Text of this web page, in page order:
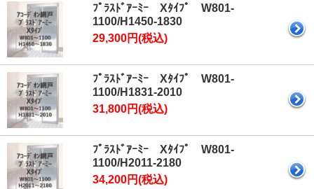
ﾌﾟﾗｽﾄﾞｱｰﾐｰ Xﾀｲﾌﾟ W801-
1100/H1450-1830
29,300円(税込)
ﾌﾟﾗｽﾄﾞｱｰﾐｰ Xﾀｲﾌﾟ W801-
1100/H1831-2010
31,800円(税込)
ﾌﾟﾗｽﾄﾞｱｰﾐｰ Xﾀｲﾌﾟ W801-
1100/H2011-2180
34,200円(税込)